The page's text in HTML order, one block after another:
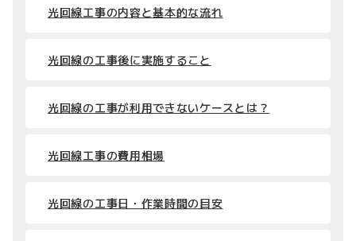
光回線工事の内容と基本的な流れ
光回線の工事後に実施すること
光回線の工事が利用できないケースとは？
光回線工事の費用相場
光回線の工事日・作業時間の目安